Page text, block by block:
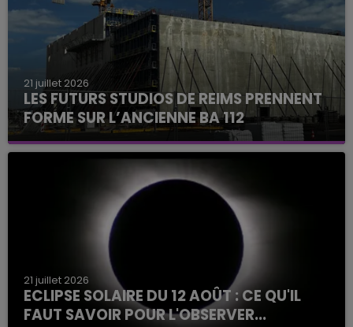
21 juillet 2026
LES FUTURS STUDIOS DE REIMS PRENNENT
FORME SUR L’ANCIENNE BA 112
21 juillet 2026
ECLIPSE SOLAIRE DU 12 AOÛT : CE QU'IL
FAUT SAVOIR POUR L'OBSERVER...